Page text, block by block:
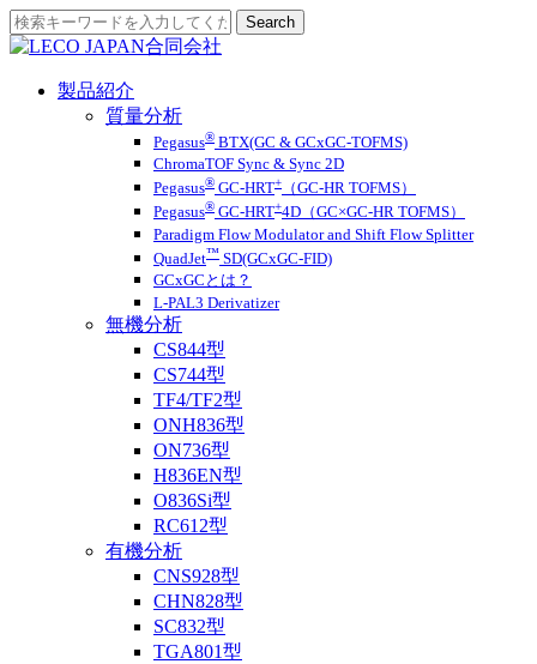
製品紹介
質量分析
Pegasus® BTX(GC & GCxGC-TOFMS)
ChromaTOF Sync & Sync 2D
Pegasus® GC-HRT+
（GC-HR TOFMS）
Pegasus® GC-HRT+4D（GC×GC-HR TOFMS）
Paradigm Flow Modulator and Shift Flow Splitter
QuadJet™ SD(GCxGC-FID)
GCxGCとは？
L-PAL3 Derivatizer
無機分析
CS844型
CS744型
TF4/TF2型
ONH836型
ON736型
H836EN型
O836Si型
RC612型
有機分析
CNS928型
CHN828型
SC832型
TGA801型